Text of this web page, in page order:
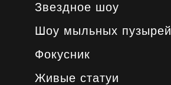
Звездное шоу
Шоу мыльных пузырей
Фокусник
Живые статуи